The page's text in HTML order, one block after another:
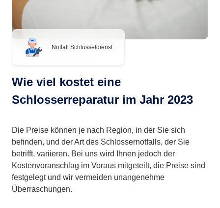
Notfall Schlüsseldienst
Wie viel kostet eine
Schlosserreparatur im Jahr 2023
Die Preise können je nach Region, in der Sie sich
befinden, und der Art des Schlossernotfalls, der Sie
betrifft, variieren. Bei uns wird Ihnen jedoch der
Kostenvoranschlag im Voraus mitgeteilt, die Preise sind
festgelegt und wir vermeiden unangenehme
Überraschungen.